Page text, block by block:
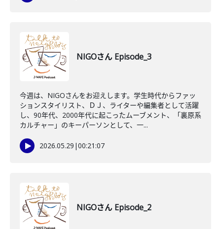
NIGOさん Episode_3
今週は、NIGOさんをお迎えします。学生時代からファッ
ションスタイリスト、ＤＪ、ライターや編集者として活躍
し、90年代、2000年代に起こったムーブメント、「裏原系
カルチャー」のキーパーソンとして、一...
2026.05.29 |00:21:07
NIGOさん Episode_2